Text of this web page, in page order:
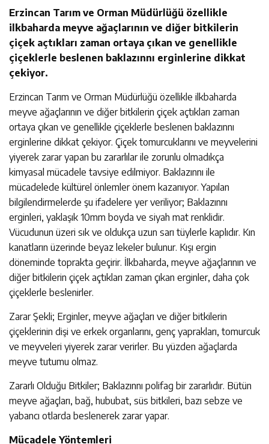
Erzincan Tarım ve Orman Müdürlüğü özellikle
ilkbaharda meyve ağaçlarının ve diğer bitkilerin
çiçek açtıkları zaman ortaya çıkan ve genellikle
çiçeklerle beslenen baklazınnı erginlerine dikkat
çekiyor.
Erzincan Tarım ve Orman Müdürlüğü özellikle ilkbaharda
meyve ağaçlarının ve diğer bitkilerin çiçek açtıkları zaman
ortaya çıkan ve genellikle çiçeklerle beslenen baklazınnı
erginlerine dikkat çekiyor. Çiçek tomurcuklarını ve meyvelerini
yiyerek zarar yapan bu zararlılar ile zorunlu olmadıkça
kimyasal mücadele tavsiye edilmiyor. Baklazınnı ile
mücadelede kültürel önlemler önem kazanıyor. Yapılan
bilgilendirmelerde şu ifadelere yer veriliyor; Baklazınnı
erginleri, yaklaşık 10mm boyda ve siyah mat renklidir.
Vücudunun üzeri sık ve oldukça uzun sarı tüylerle kaplıdır. Kın
kanatların üzerinde beyaz lekeler bulunur. Kışı ergin
döneminde toprakta geçirir. İlkbaharda, meyve ağaçlarının ve
diğer bitkilerin çiçek açtıkları zaman çıkan erginler, daha çok
çiçeklerle beslenirler.
Zarar Şekli; Erginler, meyve ağaçları ve diğer bitkilerin
çiçeklerinin dişi ve erkek organlarını, genç yaprakları, tomurcuk
ve meyveleri yiyerek zarar verirler. Bu yüzden ağaçlarda
meyve tutumu olmaz.
Zararlı Olduğu Bitkiler; Baklazınnı polifag bir zararlıdır. Bütün
meyve ağaçları, bağ, hububat, süs bitkileri, bazı sebze ve
yabancı otlarda beslenerek zarar yapar.
Mücadele Yöntemleri